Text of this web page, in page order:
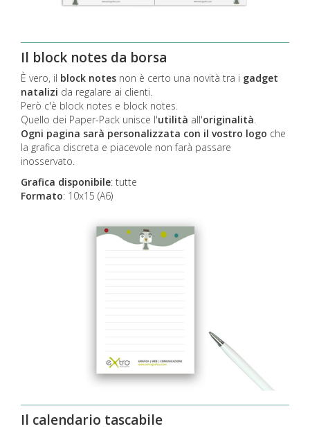
Il block notes da borsa
È vero, il block notes non è certo una novità tra i gadget
natalizi da regalare ai clienti.
Però c'è block notes e block notes.
Quello dei Paper-Pack unisce l'utilità all'originalità.
Ogni pagina sarà personalizzata con il vostro logo che
la grafica discreta e piacevole non farà passare
inosservato.
Grafica disponibile: tutte
Formato: 10x15 (A6)
Il calendario tascabile